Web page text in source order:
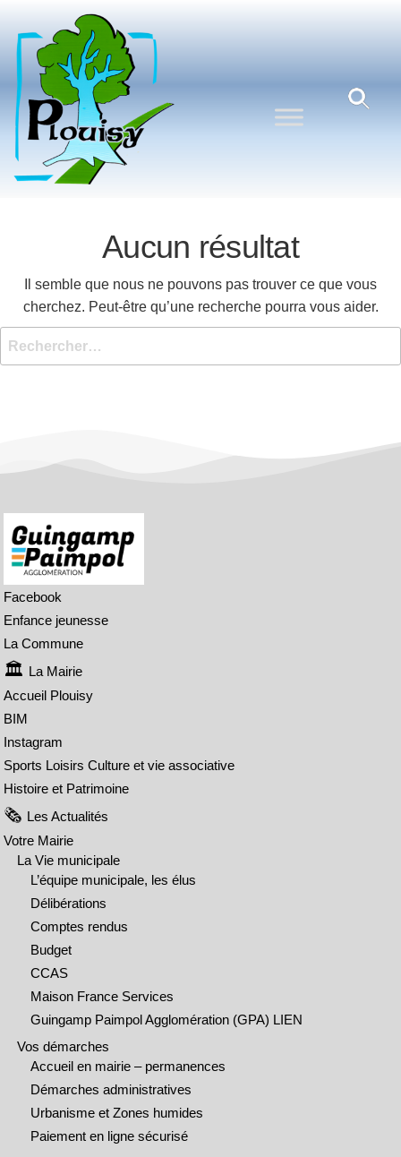
Commune
de
Aucun résultat
Il semble que nous ne pouvons pas trouver ce que vous
cherchez. Peut-être qu’une recherche pourra vous aider.
Facebook
Enfance jeunesse
La Commune
La Mairie
Accueil Plouisy
BIM
Instagram
Sports Loisirs Culture et vie associative
Histoire et Patrimoine
Les Actualités
Votre Mairie
La Vie municipale
L’équipe municipale, les élus
Délibérations
Comptes rendus
Budget
CCAS
Maison France Services
Guingamp Paimpol Agglomération (GPA) LIEN
Vos démarches
Accueil en mairie – permanences
Démarches administratives
Urbanisme et Zones humides
Paiement en ligne sécurisé